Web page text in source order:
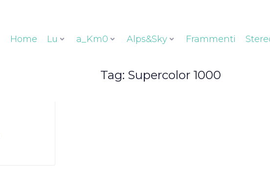
Home Lu a_Km0 Alps&Sky Frammenti
Tag: Supercolor 1000